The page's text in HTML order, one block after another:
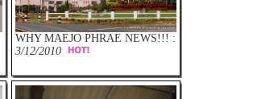
WHY MAEJO PHRAE NEWS!!! :
3/12/2010